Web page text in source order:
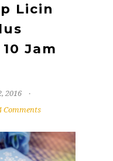
Licin
Jam
2016
Comments